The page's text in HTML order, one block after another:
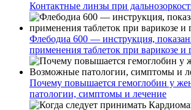
Контактные линзы при
Флебодиа 600 — инструкция,
применения таблеток при варикозе и
Почему повышается гемоглобин у
патологии, симптомы и лечение